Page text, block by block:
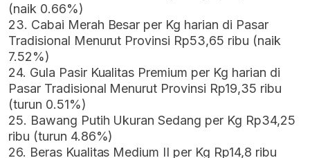
(naik 0.66%)
23. Cabai Merah Besar per Kg harian di Pasar
Tradisional Menurut Provinsi Rp53,65 ribu (naik
7.52%)
24. Gula Pasir Kualitas Premium per Kg harian di
Pasar Tradisional Menurut Provinsi Rp19,35 ribu
(turun 0.51%)
25. Bawang Putih Ukuran Sedang per Kg Rp34,25
ribu (turun 4.86%)
26. Beras Kualitas Medium II per Kg Rp14,8 ribu